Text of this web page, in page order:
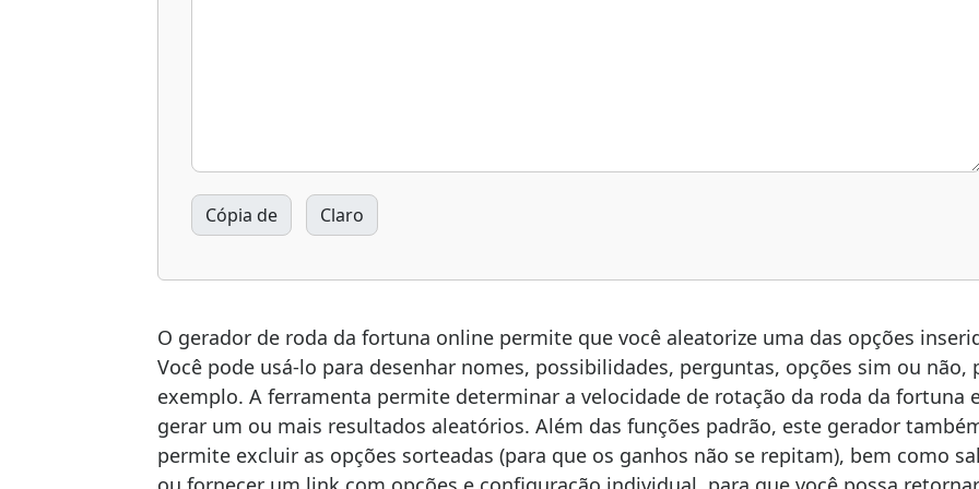
Cópia de Claro
O gerador de roda da fortuna online permite que você aleatorize uma das opções
Você pode usá-lo para desenhar nomes, possibilidades, perguntas, opções sim ou não,
exemplo. A ferramenta permite determinar a velocidade de rotação da roda da fortuna
gerar um ou mais resultados aleatórios. Além das funções padrão, este gerador
permite excluir as opções sorteadas (para que os ganhos não se repitam), bem como